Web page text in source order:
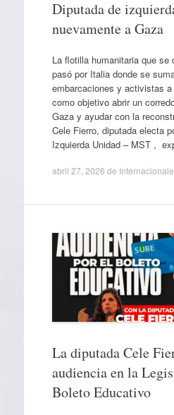
Diputada de
nuevamente a Gaza
La flotilla humanitaria que se
pasó por Italia donde se
embarcaciones y activistas
como objetivo abrir un
Gaza y ayudar con la
Cele Fierro, diputada electa
Izquierda Unidad – MST ,
abril 27, 2026 de
La diputada Cele
audiencia en la
Boleto Educativo